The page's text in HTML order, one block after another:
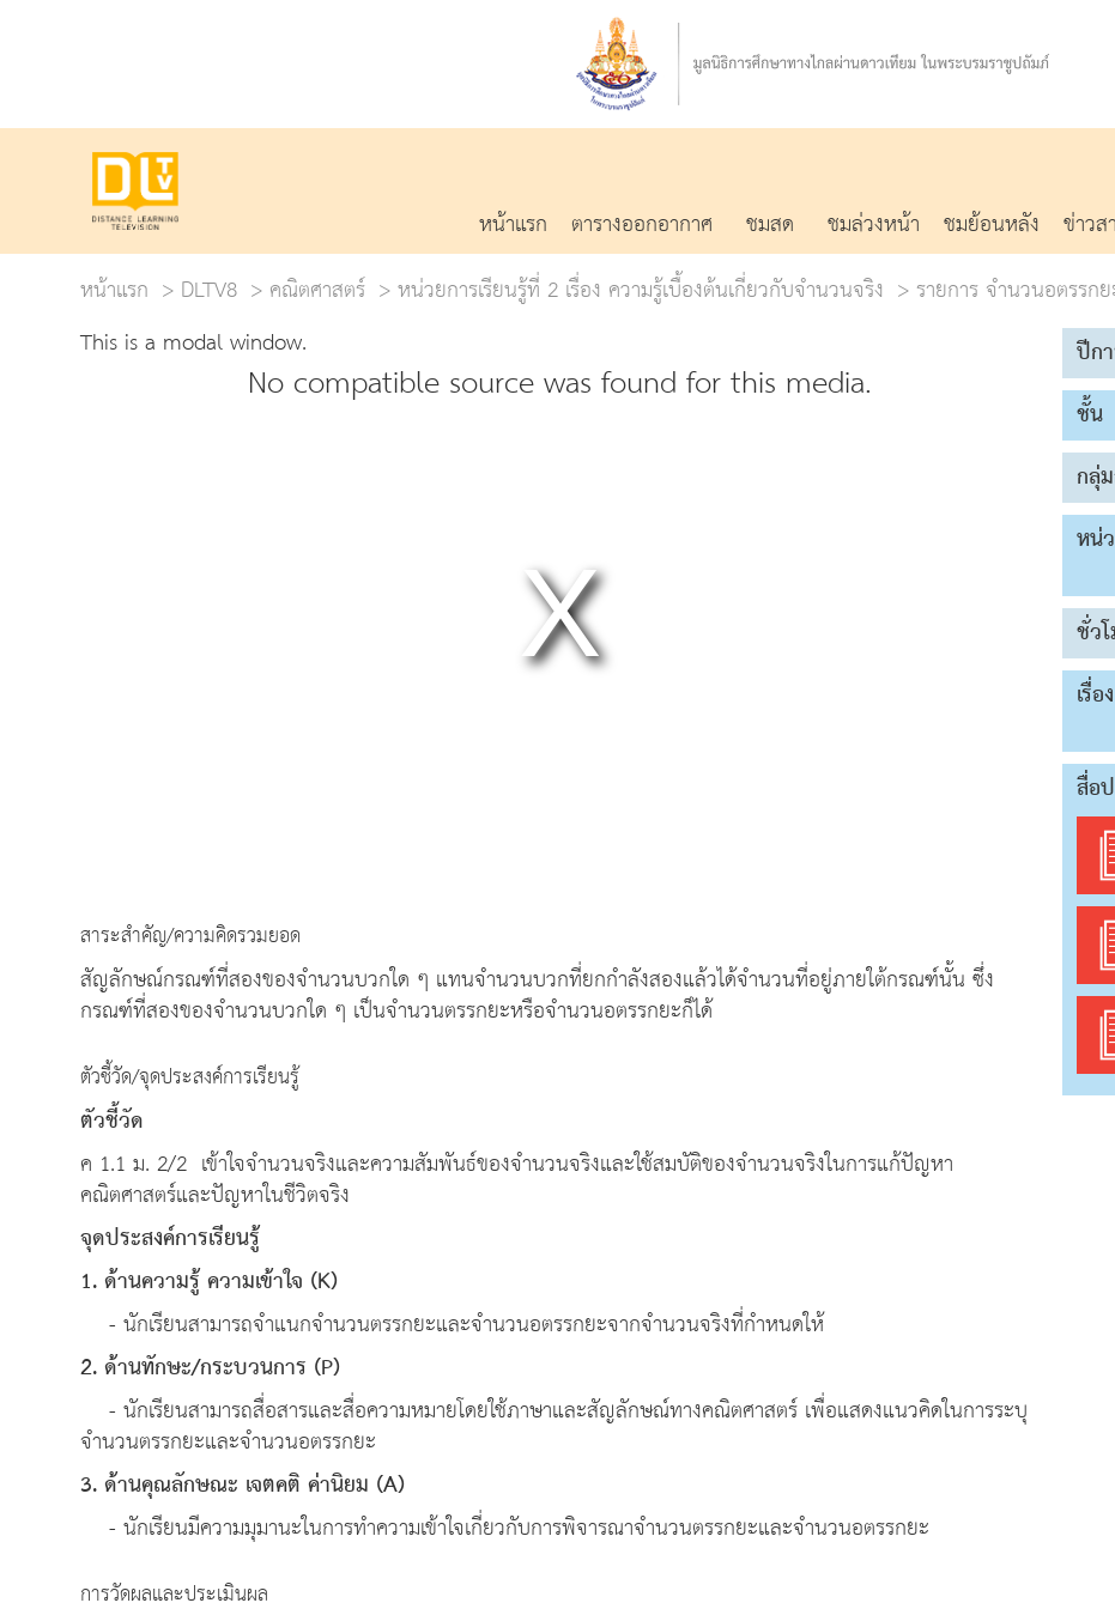
หน้าแรก ตารางออกอากาศ ชมสด ชมล่วงหน้า ชมย้อนหลัง ข่าว
หน้าแรก
DLTV8 คณิตศาสตร์ หน่วยการเรียนรู้ที่ 2 เรื่อง ความรู้เบื้องต้นเกี่ยวกับจำนวนจริง
รายการ จำนวนอตรรก
This is a modal window.
No compatible source was found for this media.
สาระสำคัญ/ความคิดรวมยอด
สัญลักษณ์กรณฑ์ที่สองของจำนวนบวกใด ๆ แทนจำนวนบวกที่ยกกำลังสองแล้วได้จำนวนที่อยู่ภายใต้กรณฑ์นั้น ซึ่ง
กรณฑ์ที่สองของจำนวนบวกใด ๆ เป็นจำนวนตรรกยะหรือจำนวนอตรรกยะก็ได้
ตัวชี้วัด/จุดประสงค์การเรียนรู้
ตัวชี้วัด
ค 1.1 ม. 2/2 เข้าใจจำนวนจริงและความสัมพันธ์ของจำนวนจริงและใช้สมบัติของจำนวนจริงในการแก้ปัญหา
คณิตศาสตร์และปัญหาในชีวิตจริง
จุดประสงค์การเรียนรู้
1. ด้านความรู้ ความเข้าใจ (K)
- นักเรียนสามารถจำแนกจำนวนตรรกยะและจำนวนอตรรกยะจากจำนวนจริงที่กำหนดให้
2. ด้านทักษะ/กระบวนการ (P)
- นักเรียนสามารถสื่อสารและสื่อความหมายโดยใช้ภาษาและสัญลักษณ์ทางคณิตศาสตร์ เพื่อแสดงแนวคิดในการระบุ
จำนวนตรรกยะและจำนวนอตรรกยะ
3. ด้านคุณลักษณะ เจตคติ ค่านิยม (A)
- นักเรียนมีความมุมานะในการทำความเข้าใจเกี่ยวกับการพิจารณาจำนวนตรรกยะและจำนวนอตรรกยะ
การวัดผลและประเมินผล
ปีก
ชั้น
กลุ่
หน่
ชั่ว
เรื่อง
สื่อ